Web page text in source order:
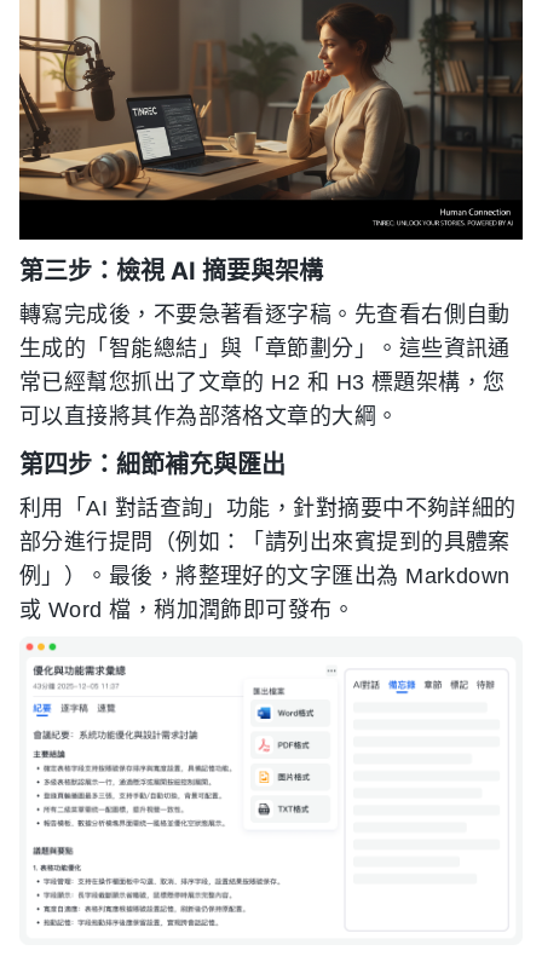
第三步：檢視 AI 摘要與架構
轉寫完成後，不要急著看逐字稿。先查看右側自動
生成的「智能總結」與「章節劃分」。這些資訊通
常已經幫您抓出了文章的 H2 和 H3 標題架構，您
可以直接將其作為部落格文章的大綱。
第四步：細節補充與匯出
利用「AI 對話查詢」功能，針對摘要中不夠詳細的
部分進行提問（例如：「請列出來賓提到的具體案
例」）。最後，將整理好的文字匯出為 Markdown
或 Word 檔，稍加潤飾即可發布。